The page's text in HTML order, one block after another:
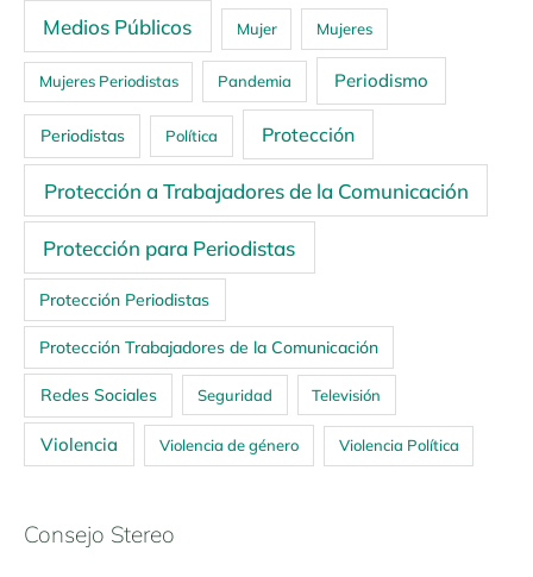
Medios Públicos Mujer Mujeres
Mujeres Periodistas Pandemia Periodismo
Periodistas Política Protección
Protección a Trabajadores de la Comunicación
Protección para Periodistas
Protección Periodistas
Protección Trabajadores de la Comunicación
Redes Sociales Seguridad Televisión
Violencia Violencia de género Violencia Política
Consejo Stereo